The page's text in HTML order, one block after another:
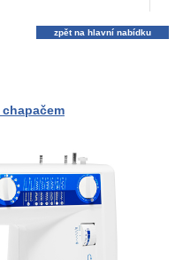
zpět na hlavní nabídku